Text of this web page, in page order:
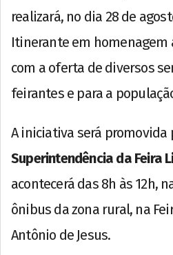
realizará, no dia 28 de
Itinerante em homenagem
com a oferta de diversos
feirantes e para a
A iniciativa será promovida
Superintendência da Feira
acontecerá das 8h às 12h,
ônibus da zona rural, na
Antônio de Jesus.